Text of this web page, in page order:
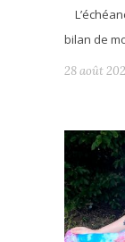
bilan de
28 août